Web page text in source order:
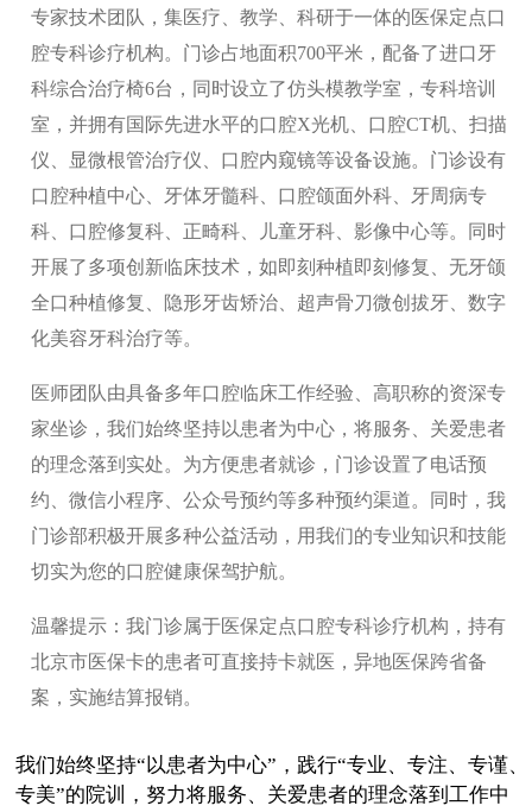
专家技术团队，集医疗、教学、科研于一体的医保定点口
腔专科诊疗机构。门诊占地面积700平米，配备了进口牙
科综合治疗椅6台，同时设立了仿头模教学室，专科培训
室，并拥有国际先进水平的口腔X光机、口腔CT机、扫描
仪、显微根管治疗仪、口腔内窥镜等设备设施。门诊设有
口腔种植中心、牙体牙髓科、口腔颌面外科、牙周病专
科、口腔修复科、正畸科、儿童牙科、影像中心等。同时
开展了多项创新临床技术，如即刻种植即刻修复、无牙颌
全口种植修复、隐形牙齿矫治、超声骨刀微创拔牙、数字
化美容牙科治疗等。
医师团队由具备多年口腔临床工作经验、高职称的资深专
家坐诊，我们始终坚持以患者为中心，将服务、关爱患者
的理念落到实处。为方便患者就诊，门诊设置了电话预
约、微信小程序、公众号预约等多种预约渠道。同时，我
门诊部积极开展多种公益活动，用我们的专业知识和技能
切实为您的口腔健康保驾护航。
温馨提示：我门诊属于医保定点口腔专科诊疗机构，持有
北京市医保卡的患者可直接持卡就医，异地医保跨省备
案，实施结算报销。
我们始终坚持“以患者为中心”，践行“专业、专注、专谨、
专美”的院训，努力将服务、关爱患者的理念落到工作中